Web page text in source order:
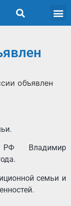
объявлен
РФ Владимир
семьи и